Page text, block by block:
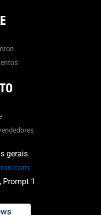
gerais
, Prompt 1